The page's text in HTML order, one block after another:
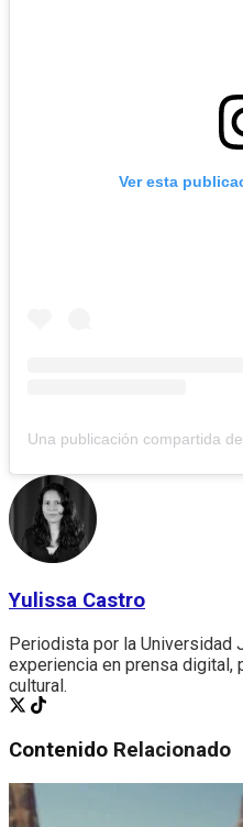
Ver esta
Yulissa Castro
Periodista por la Universidad
experiencia en prensa
cultural.
Contenido Relacionado